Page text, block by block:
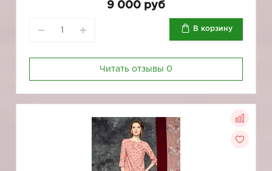
9 000 руб
В корзину
Читать отзывы 0